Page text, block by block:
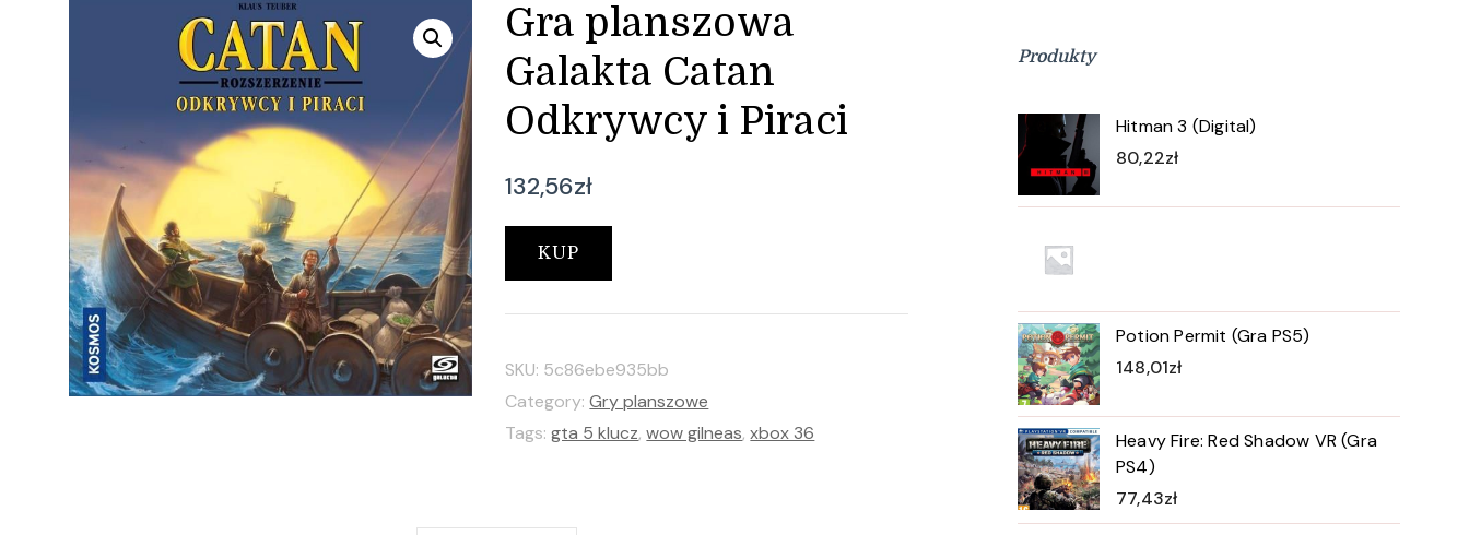
Gra planszowa
Galakta Catan
Odkrywcy i Piraci
132,56zł
KUP
SKU: 5c86ebe935bb
Category:Gry planszowe
Tags:gta 5 klucz,wow gilneas,xbox 36
Produkty
Hitman 3 (Digital)
80,22zł
Potion Permit (Gra PS5)
148,01zł
Heavy Fire: Red Shadow VR (Gra
PS4)
77,43zł